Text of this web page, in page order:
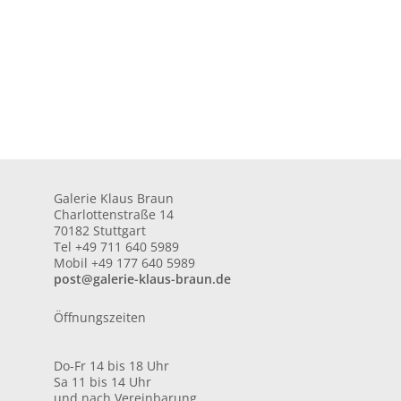
Galerie Klaus Braun
Charlottenstraße 14
70182 Stuttgart
Tel +49 711 640 5989
Mobil +49 177 640 5989
post@galerie-klaus-braun.de
Öffnungszeiten
Do-Fr 14 bis 18 Uhr
Sa 11 bis 14 Uhr